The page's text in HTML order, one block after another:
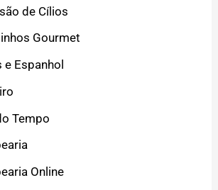
de Cílios
Gourmet
Espanhol
Tempo
Online